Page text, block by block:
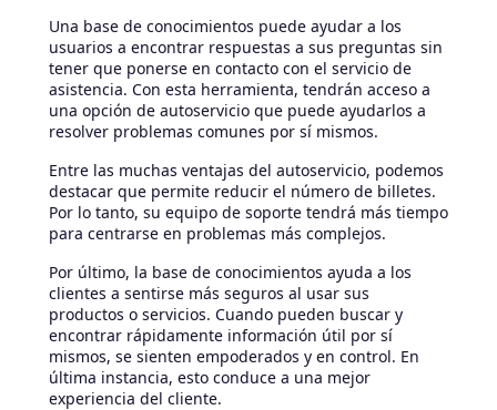
Una base de conocimientos puede ayudar a los
usuarios a encontrar respuestas a sus preguntas sin
tener que ponerse en contacto con el servicio de
asistencia. Con esta herramienta, tendrán acceso a
una opción de autoservicio que puede ayudarlos a
resolver problemas comunes por sí mismos.
Entre las muchas ventajas del autoservicio, podemos
destacar que permite reducir el número de billetes.
Por lo tanto, su equipo de soporte tendrá más tiempo
para centrarse en problemas más complejos.
Por último, la base de conocimientos ayuda a los
clientes a sentirse más seguros al usar sus
productos o servicios. Cuando pueden buscar y
encontrar rápidamente información útil por sí
mismos, se sienten empoderados y en control. En
última instancia, esto conduce a una mejor
experiencia del cliente.